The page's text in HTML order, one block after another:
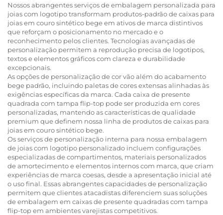
Nossos abrangentes serviços de embalagem personalizada para
joias com logotipo transformam produtos-padrão de caixas para
joias em couro sintético bege em ativos de marca distintivos
que reforçam o posicionamento no mercado e o
reconhecimento pelos clientes. Tecnologias avançadas de
personalização permitem a reprodução precisa de logotipos,
textos e elementos gráficos com clareza e durabilidade
excepcionais.
As opções de personalização de cor vão além do acabamento
bege padrão, incluindo paletas de cores extensas alinhadas às
exigências específicas da marca. Cada caixa de presente
quadrada com tampa flip-top pode ser produzida em cores
personalizadas, mantendo as características de qualidade
premium que definem nossa linha de produtos de caixas para
joias em couro sintético bege.
Os serviços de personalização interna para nossa embalagem
de joias com logotipo personalizado incluem configurações
especializadas de compartimentos, materiais personalizados
de amortecimento e elementos internos com marca, que criam
experiências de marca coesas, desde a apresentação inicial até
o uso final. Essas abrangentes capacidades de personalização
permitem que clientes atacadistas diferenciem suas soluções
de embalagem em caixas de presente quadradas com tampa
flip-top em ambientes varejistas competitivos.